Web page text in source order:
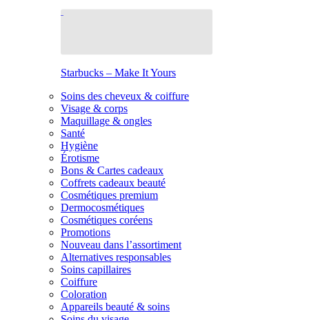
Starbucks – Make It Yours
Soins des cheveux & coiffure
Visage & corps
Maquillage & ongles
Santé
Hygiène
Érotisme
Bons & Cartes cadeaux
Coffrets cadeaux beauté
Cosmétiques premium
Dermocosmétiques
Cosmétiques coréens
Promotions
Nouveau dans l’assortiment
Alternatives responsables
Soins capillaires
Coiffure
Coloration
Appareils beauté & soins